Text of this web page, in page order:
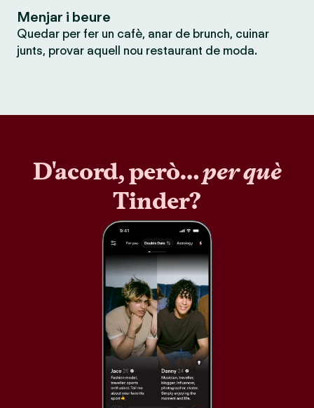
Menjar i beure
Quedar per fer un cafè, anar de brunch, cuinar
junts, provar aquell nou restaurant de moda.
D'acord, però…per què
Tinder?